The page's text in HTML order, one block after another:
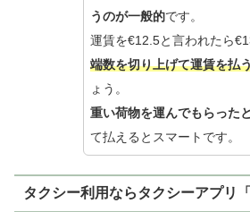
うのが一般的です。
運賃を€12.5と言われたら
端数を切り上げて運賃を払
ょう。
重い荷物を運んでもらった
て払えるとスマートです。
タクシー利用ならタクシーアプリ